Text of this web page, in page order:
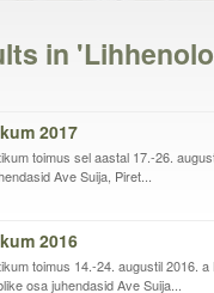
in
2017
toimus sel aastal 17.-26.
Ave Suija, Piret...
2016
toimus 14.-24. augustil 2016.
osa juhendasid Ave Suija...